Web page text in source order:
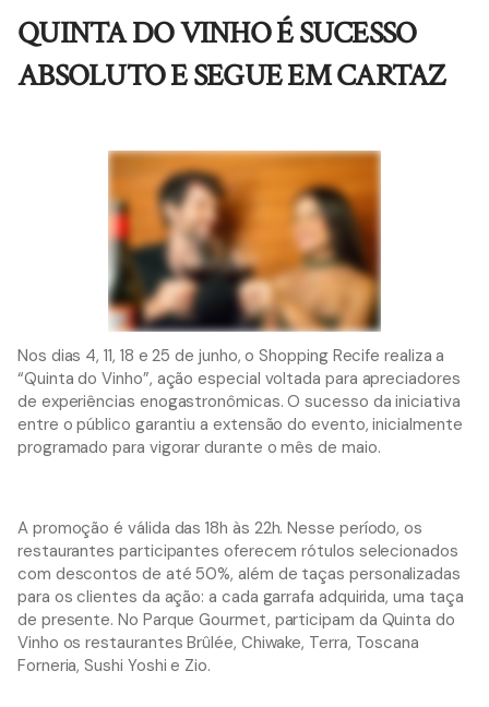
QUINTA DO VINHO É SUCESSO
ABSOLUTO E SEGUE EM CARTAZ
Nos dias 4, 11, 18 e 25 de junho, o Shopping Recife realiza a
“Quinta do Vinho”, ação especial voltada para apreciadores
de experiências enogastronômicas. O sucesso da iniciativa
entre o público garantiu a extensão do evento, inicialmente
programado para vigorar durante o mês de maio.
A promoção é válida das 18h às 22h. Nesse período, os
restaurantes participantes oferecem rótulos selecionados
com descontos de até 50%, além de taças personalizadas
para os clientes da ação: a cada garrafa adquirida, uma taça
de presente. No Parque Gourmet, participam da Quinta do
Vinho os restaurantes Brûlée, Chiwake, Terra, Toscana
Forneria, Sushi Yoshi e Zio.